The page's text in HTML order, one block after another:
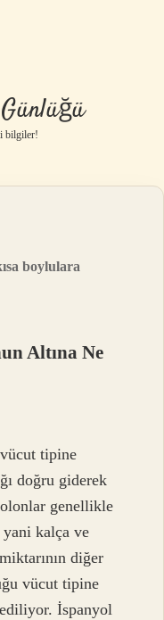
bilgiler!
boylulara
Altına Ne
tipine
doğru giderek
genellikle
kalça ve
diğer
vücut tipine
İspanyol